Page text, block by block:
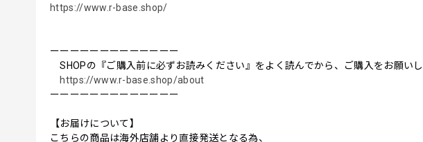
https://www.r-base.shop/
ーーーーーーーーーーーーー
SHOPの『ご購入前に必ずお読みください』をよく読んでから、ご購入をお願いし
https://www.r-base.shop/about
ーーーーーーーーーーーーー
【お届けについて】
こちらの商品は海外店舗より直接発送となる為、